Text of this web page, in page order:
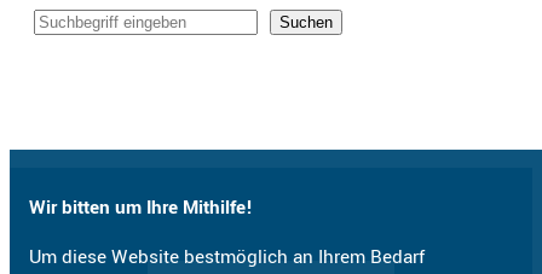
Wir bitten um Ihre Mithilfe!
Um diese Website bestmöglich an Ihrem Bedarf
Sucheingabe
Suchen